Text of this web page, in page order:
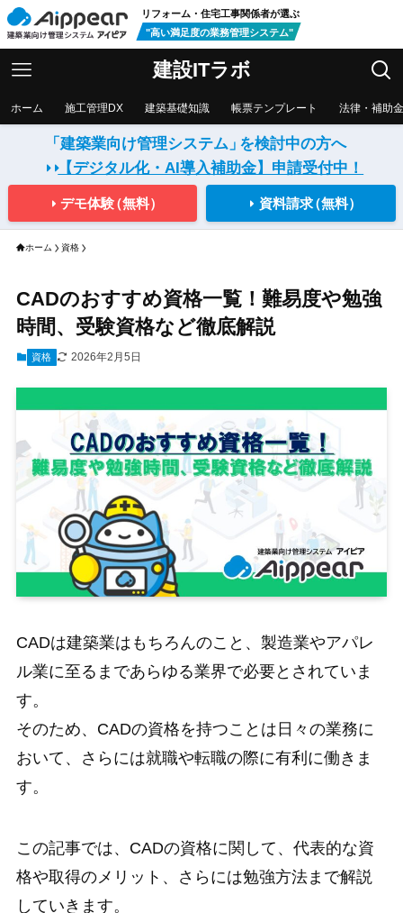
リフォーム・住宅工事関係者が選ぶ
"高い満足度の業務管理システム"
建設ITラボ
ホーム 施工管理DX 建築基礎知識 帳票テンプレート 法律・補助金
「建築業向け管理システム」を検討中の方へ
【デジタル化・AI導入補助金】申請受付中！
デモ体験（無料） 資料請求（無料）
ホーム 資格
CADのおすすめ資格一覧！難易度や勉強
時間、受験資格など徹底解説
資格 2026年2月5日
CADは建築業はもちろんのこと、製造業やアパレ
ル業に至るまであらゆる業界で必要とされていま
す。
そのため、CADの資格を持つことは日々の業務に
おいて、さらには就職や転職の際に有利に働きま
す。
この記事では、CADの資格に関して、代表的な資
格や取得のメリット、さらには勉強方法まで解説
していきます。